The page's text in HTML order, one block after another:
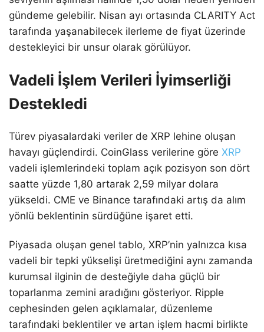
gündeme gelebilir. Nisan ayı ortasında CLARITY Act
tarafında yaşanabilecek ilerleme de fiyat üzerinde
destekleyici bir unsur olarak görülüyor.
Vadeli İşlem Verileri İyimserliği
Destekledi
Türev piyasalardaki veriler de XRP lehine oluşan
havayı güçlendirdi. CoinGlass verilerine göre XRP
vadeli işlemlerindeki toplam açık pozisyon son dört
saatte yüzde 1,80 artarak 2,59 milyar dolara
yükseldi. CME ve Binance tarafındaki artış da alım
yönlü beklentinin sürdüğüne işaret etti.
Piyasada oluşan genel tablo, XRP’nin yalnızca kısa
vadeli bir tepki yükselişi üretmediğini aynı zamanda
kurumsal ilginin de desteğiyle daha güçlü bir
toparlanma zemini aradığını gösteriyor. Ripple
cephesinden gelen açıklamalar, düzenleme
tarafındaki beklentiler ve artan işlem hacmi birlikte